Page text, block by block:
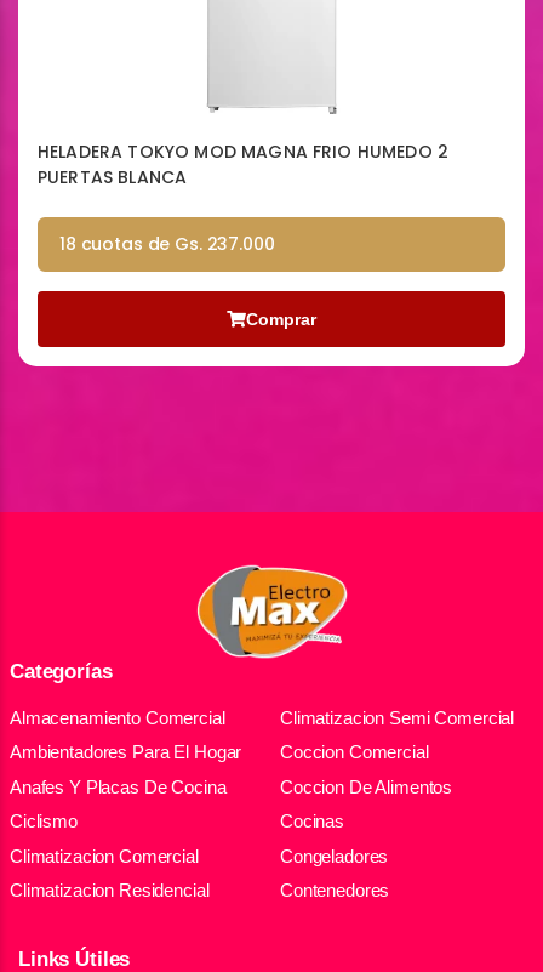
HELADERA TOKYO MOD MAGNA FRIO HUMEDO 2
PUERTAS BLANCA
18 cuotas de Gs. 237.000
Comprar
Categorías
Almacenamiento Comercial
Ambientadores Para El Hogar
Anafes Y Placas De Cocina
Ciclismo
Climatizacion Comercial
Climatizacion Residencial
Climatizacion Semi Comercial
Coccion Comercial
Coccion De Alimentos
Cocinas
Congeladores
Contenedores
Links Útiles